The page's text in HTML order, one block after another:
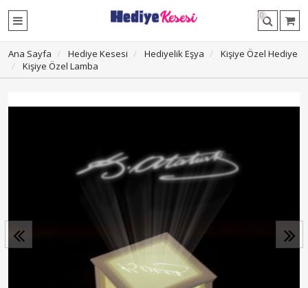
0
Ana Sayfa Hediye Kesesi Hediyelik Eşya
Kişiye Özel Hediye
Kişiye Özel Lamba